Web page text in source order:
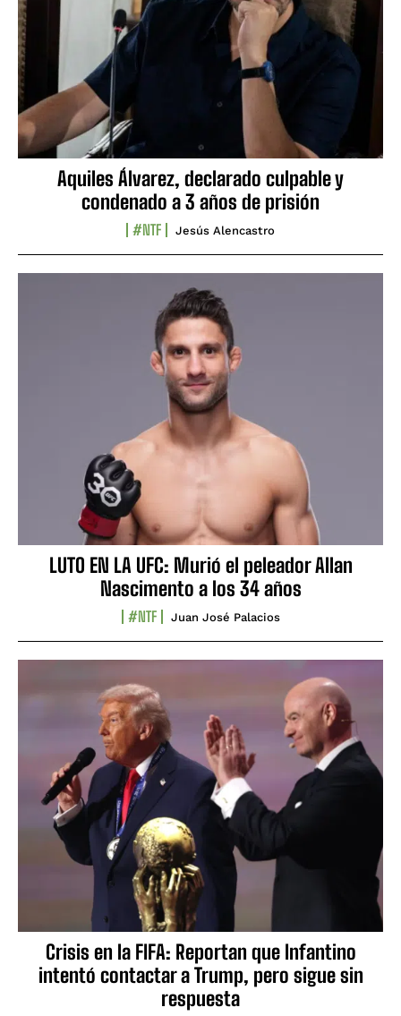
Aquiles Álvarez, declarado culpable y
condenado a 3 años de prisión
#NTF Jesús Alencastro
LUTO EN LA UFC: Murió el peleador Allan
Nascimento a los 34 años
#NTF Juan José Palacios
Crisis en la FIFA: Reportan que Infantino
intentó contactar a Trump, pero sigue sin
respuesta